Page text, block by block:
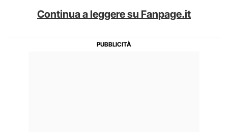
Continua a leggere su Fanpage.it